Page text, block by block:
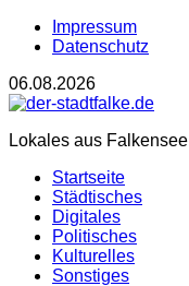
Impressum
Datenschutz
06.08.2026
Lokales aus Falkensee
Startseite
Städtisches
Digitales
Politisches
Kulturelles
Sonstiges